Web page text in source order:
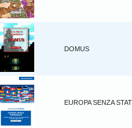
DOMUS
EUROPA SENZA